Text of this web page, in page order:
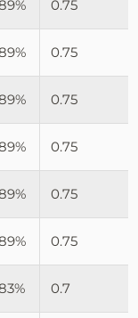
0.75
0.75
0.75
0.75
0.75
0.75
0.7